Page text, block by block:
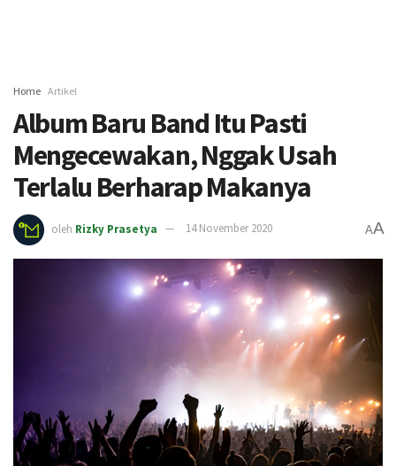
Home Artikel
Album Baru Band Itu Pasti
Mengecewakan, Nggak Usah
Terlalu Berharap Makanya
oleh Rizky Prasetya 14 November 2020 AA